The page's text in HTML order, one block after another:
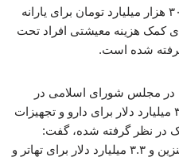
تومان جهت توزیع برای کالابرگ، ۳۰۰ هزار میلیارد تومان برای یارانه
برای کمک هزینه معیشتی افراد تحت
شده است.
در مجلس شورای اسلامی در
ادامه با بیان اینکه در این جداول ۳.۵ میلیارد دلار برای دارو و تجهیزات
در نظر گرفته شده، گفت:
همچنین ۲.۷ میلیارد دلار در حوزه بنزین و ۳.۳ میلیارد دلار برای تهاتر و